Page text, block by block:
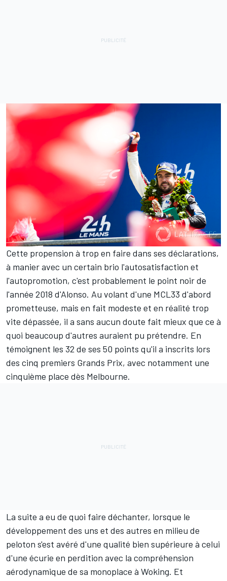
Cette propension à trop en faire dans ses déclarations,
à manier avec un certain brio l'autosatisfaction et
l'autopromotion, c'est probablement le point noir de
l'année 2018 d'Alonso. Au volant d'une MCL33 d'abord
prometteuse, mais en fait modeste et en réalité trop
vite dépassée, il a sans aucun doute fait mieux que ce à
quoi beaucoup d'autres auraient pu prétendre. En
témoignent les 32 de ses 50 points qu'il a inscrits lors
des cinq premiers Grands Prix, avec notamment une
cinquième place dès Melbourne.
La suite a eu de quoi faire déchanter, lorsque le
développement des uns et des autres en milieu de
peloton s'est avéré d'une qualité bien supérieure à celui
d'une écurie en perdition avec la compréhension
aérodynamique de sa monoplace à Woking. Et